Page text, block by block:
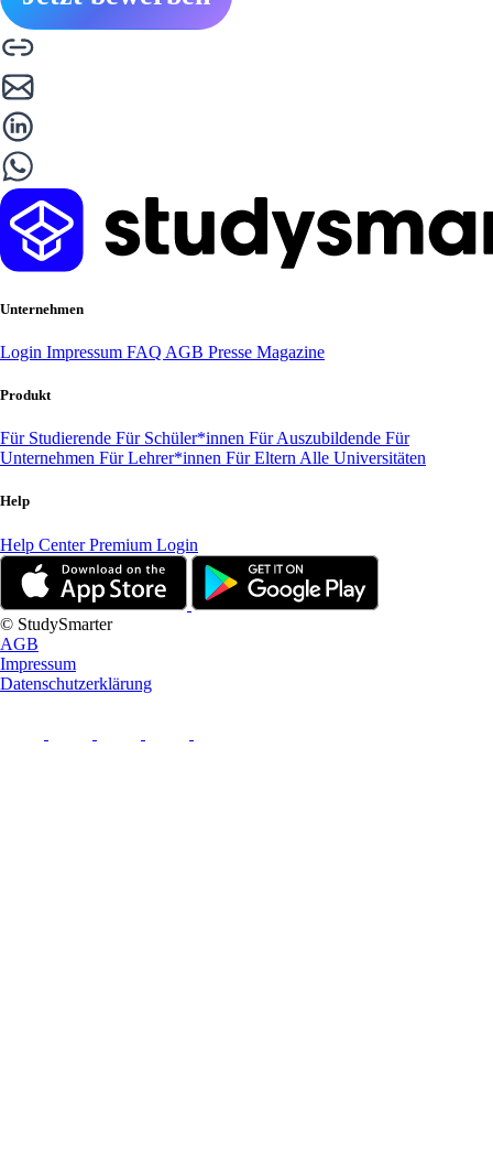
Unternehmen
Login Impressum FAQ AGB Presse Magazine
Produkt
Für Studierende Für Schüler*innen Für Auszubildende Für
Unternehmen Für Lehrer*innen Für Eltern Alle Universitäten
Help
Help CenterPremium Login
© StudySmarter
AGB
Impressum
Datenschutzerklärung